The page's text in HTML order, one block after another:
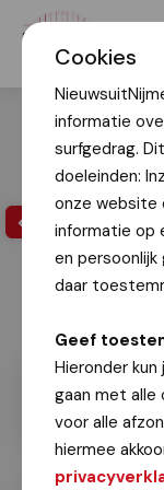
Cookies
informatie
surfgedrag.
doeleinden:
onze website
informatie op
en
daar
Geef
Hieronder
gaan met alle
voor alle
hiermee